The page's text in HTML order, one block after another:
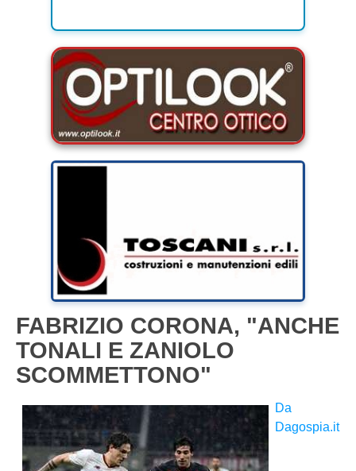
FABRIZIO CORONA, "ANCHE
TONALI E ZANIOLO
SCOMMETTONO"
Da
Dagospia.it